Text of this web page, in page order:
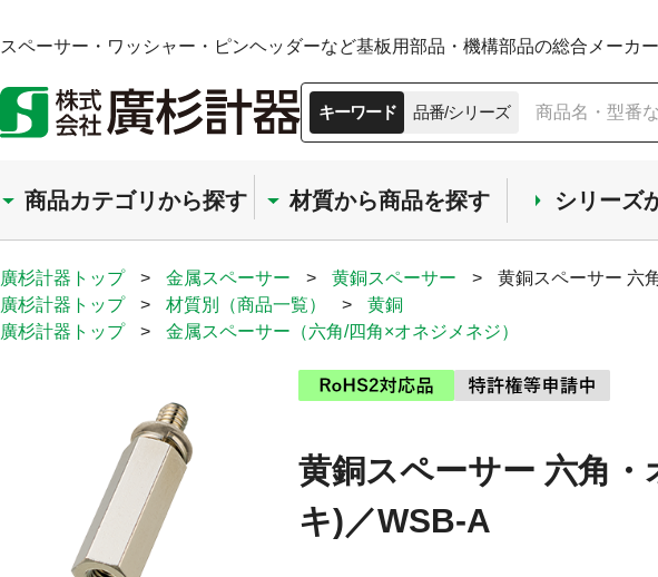
スペーサー・ワッシャー・ピンヘッダーなど基板用部品・機構部品の総合メーカー
キーワード 品番/シリーズ
商品カテゴリから探す 材質から商品を探す シリーズ
廣杉計器トップ > 金属スペーサー > 黄銅スペーサー >
黄銅スペーサー 六
廣杉計器トップ
> 材質別（商品一覧） >
黄銅
廣杉計器トップ
> 金属スペーサー（六角/四角×オネジメネジ）
黄銅スペーサー 六角
キ)／WSB-A